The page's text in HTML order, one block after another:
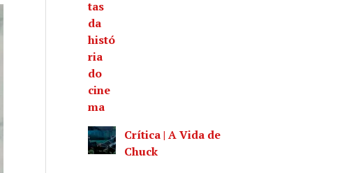
Crítica | A Vida de
Chuck